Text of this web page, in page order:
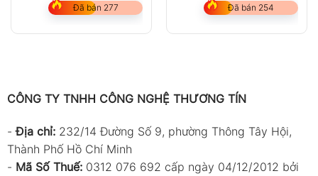
Đã bán 277 Đã bán 254
CÔNG TY TNHH CÔNG NGHỆ THƯƠNG TÍN
-Địa chỉ: 232/14 Đường Số 9, phường Thông Tây Hội,
Thành Phố Hồ Chí Minh
- Mã Số Thuế: 0312 076 692 cấp ngày 04/12/2012 bởi